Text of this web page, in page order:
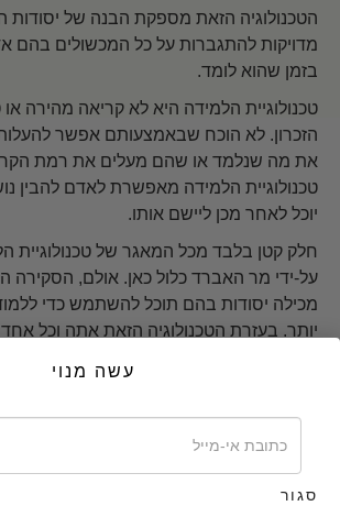
הטכנולוגיה הזאת מספקת הבנה של יסודות
מדויקות להתגברות על כל המכשולים בהם
בזמן שהוא לומד.
טכנולוגיית הלמידה היא לא קריאה מהירה או
הזכרון. לא הוכח שבאמצעותם אפשר
את מה שנלמד או שהם מעלים את רמת
טכנולוגיית הלמידה מאפשרת לאדם להבין
יוכל לאחר מכן ליישם אותו.
חלק קטן בלבד מכל המאגר של טכנולוגיית
על-ידי מר האברד כלול כאן. אולם, הסקירה
מכילה יסודות בהם תוכל להשתמש כדי
יותר. בעזרת הטכנולוגיה הזאת אתה וכל אחד
קורסים בחינם און-ליין
עשה מנוי
סגור